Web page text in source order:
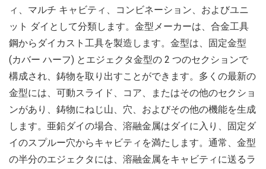
ィ、マルチ キャビティ、コンビネーション、およびユニ
ット ダイとして分類します。金型メーカーは、合金工具
鋼からダイカスト工具を製造します。金型は、固定金型
(カバー ハーフ) とエジェクタ金型の 2 つのセクションで
構成され、鋳物を取り出すことができます。多くの最新の
金型には、可動スライド、コア、またはその他のセクショ
ンがあり、鋳物にねじ山、穴、およびその他の機能を生成
します。亜鉛ダイの場合、溶融金属はダイに入り、固定ダ
イのスプルー穴からキャビティを満たします。通常、金型
の半分のエジェクタには、溶融金属をキャビティに送るラ